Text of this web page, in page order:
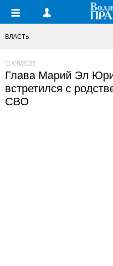
ВЛАСТЬ
11/06/2026
Глава Марий Эл
встретился с
СВО